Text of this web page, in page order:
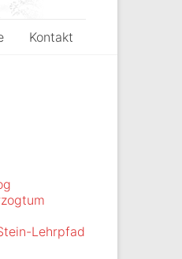
Kontakt
Lehrpfad